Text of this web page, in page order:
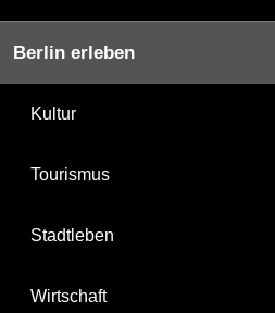
Berlin erleben
Kultur
Tourismus
Stadtleben
Wirtschaft